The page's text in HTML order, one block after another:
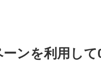
ーンを利用し